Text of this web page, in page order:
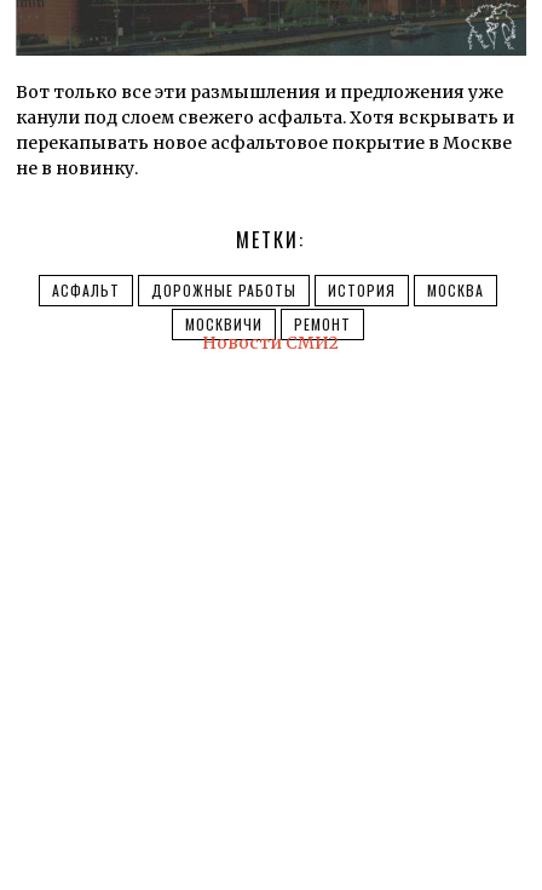
Вот только все эти размышления и предложения уже
канули под слоем свежего асфальта. Хотя вскрывать и
перекапывать новое асфальтовое покрытие в Москве
не в новинку.
МЕТКИ:
АСФАЛЬТ ДОРОЖНЫЕ РАБОТЫ ИСТОРИЯ
МОСКВА
МОСКВИЧИ
РЕМОНТ
Новости СМИ2